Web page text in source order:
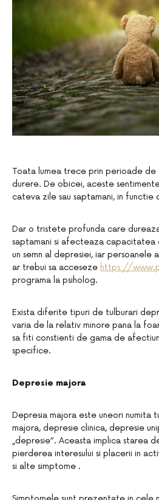
Toata lumea trece prin perioade de
durere. De obicei, aceste
cateva zile sau saptamani, in functie
Dar o tristete profunda care
saptamani si afecteaza
un semn al depresiei, iar persoanele
ar trebui sa acceseze https://
programa la psiholog.
Exista diferite tipuri de tulburari
varia de la relativ minore pana la
sa fiti constienti de gama de
specifice.
Depresie majora
Depresia majora este uneori numita
majora, depresie clinica, depresie
„depresie”. Aceasta implica starea
pierderea interesului si placerii in
si alte simptome .